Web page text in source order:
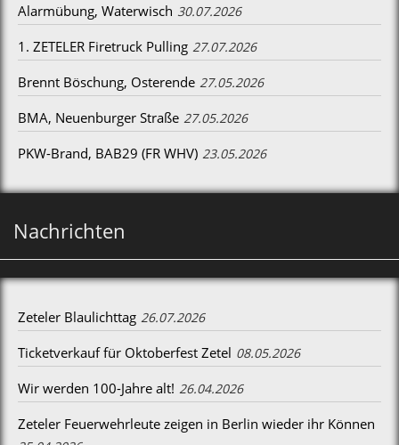
Alarmübung, Waterwisch 30.07.2026
1. ZETELER Firetruck Pulling 27.07.2026
Brennt Böschung, Osterende 27.05.2026
BMA, Neuenburger Straße 27.05.2026
PKW-Brand, BAB29 (FR WHV) 23.05.2026
Nachrichten
Zeteler Blaulichttag 26.07.2026
Ticketverkauf für Oktoberfest Zetel 08.05.2026
Wir werden 100-Jahre alt! 26.04.2026
Zeteler Feuerwehrleute zeigen in Berlin wieder ihr Können